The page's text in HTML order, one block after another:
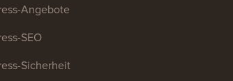
Angebote
SEO
Sicherheit